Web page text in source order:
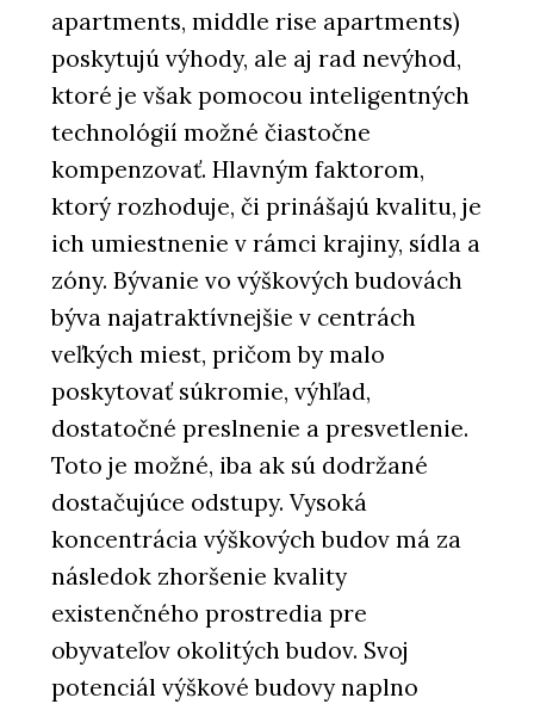
apartments, middle rise apartments)
poskytujú výhody, ale aj rad nevýhod,
ktoré je však pomocou inteligentných
technológií možné čiastočne
kompenzovať. Hlavným faktorom,
ktorý rozhoduje, či prinášajú kvalitu, je
ich umiestnenie v rámci krajiny, sídla a
zóny. Bývanie vo výškových budovách
býva najatraktívnejšie v centrách
veľkých miest, pričom by malo
poskytovať súkromie, výhľad,
dostatočné preslnenie a presvetlenie.
Toto je možné, iba ak sú dodržané
dostačujúce odstupy. Vysoká
koncentrácia výškových budov má za
následok zhoršenie kvality
existenčného prostredia pre
obyvateľov okolitých budov. Svoj
potenciál výškové budovy naplno